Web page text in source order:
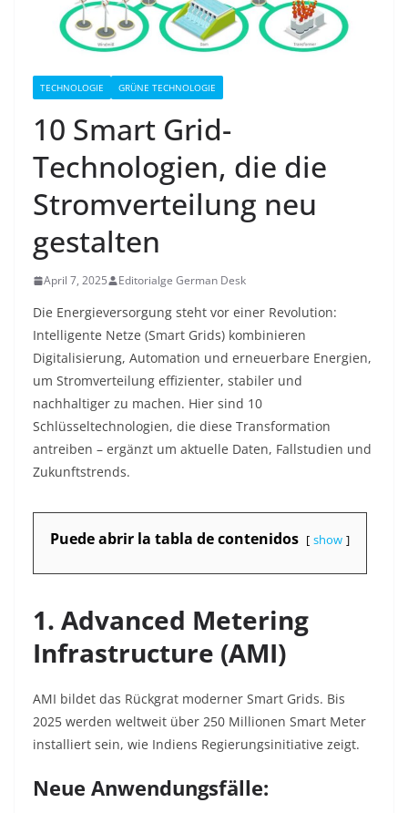
TECHNOLOGIE GRÜNE TECHNOLOGIE
10 Smart Grid-
Technologien, die die
Stromverteilung neu
gestalten
April 7, 2025 Editorialge German Desk
Die Energieversorgung steht vor einer Revolution:
Intelligente Netze (Smart Grids) kombinieren
Digitalisierung, Automation und erneuerbare Energien,
um Stromverteilung effizienter, stabiler und
nachhaltiger zu machen. Hier sind 10
Schlüsseltechnologien, die diese Transformation
antreiben – ergänzt um aktuelle Daten, Fallstudien und
Zukunftstrends.
Puede abrir la tabla de contenidos show
1. Advanced Metering
Infrastructure (AMI)
AMI bildet das Rückgrat moderner Smart Grids. Bis
2025 werden weltweit über 250 Millionen Smart Meter
installiert sein, wie Indiens Regierungsinitiative zeigt.
Neue Anwendungsfälle: